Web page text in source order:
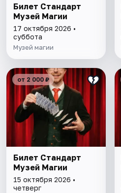
Билет Стандарт
Музей Магии
17 октября 2026 •
суббота
Музей магии
от 2 000 ₽
Билет Стандарт
Музей Магии
15 октября 2026 •
четверг